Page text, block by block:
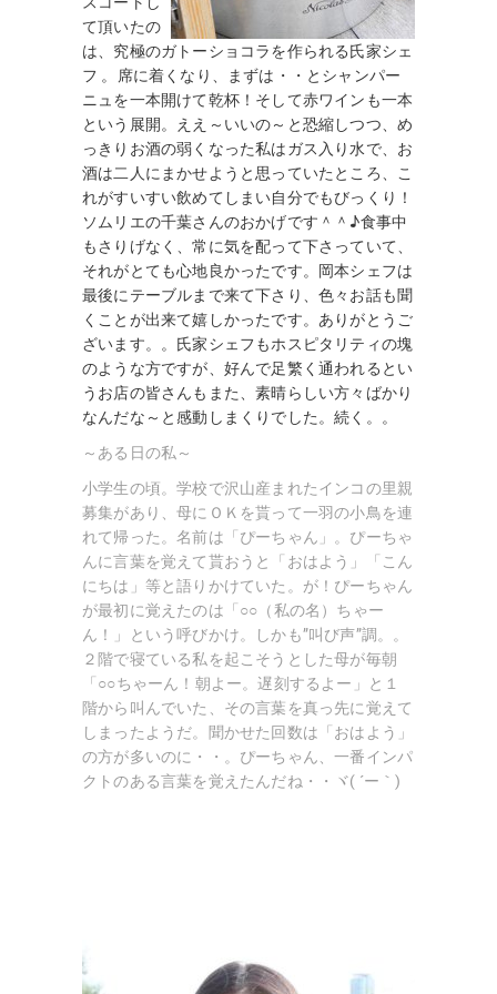
て頂いたの
は、究極のガトーショコラを作られる氏家シェ
フ 。席に着くなり、まずは・・とシャンパー
ニュを一本開けて乾杯！そして赤ワインも一本
という展開。ええ～いいの～と恐縮しつつ、め
っきりお酒の弱くなった私はガス入り水で、お
酒は二人にまかせようと思っていたところ、こ
れがすいすい飲めてしまい自分でもびっくり！
ソムリエの千葉さんのおかげです＾＾♪食事中
もさりげなく、常に気を配って下さっていて、
それがとても心地良かったです。岡本シェフは
最後にテーブルまで来て下さり、色々お話も聞
くことが出来て嬉しかったです。ありがとうご
ざいます。。氏家シェフもホスピタリティの塊
のような方ですが、好んで足繁く通われるとい
うお店の皆さんもまた、素晴らしい方々ばかり
なんだな～と感動しまくりでした。続く。。
～ある日の私～
小学生の頃。学校で沢山産まれたインコの里親
募集があり、母にＯＫを貰って一羽の小鳥を連
れて帰った。名前は「ぴーちゃん」。ぴーちゃ
んに言葉を覚えて貰おうと「おはよう」「こん
にちは」等と語りかけていた。が！ぴーちゃん
が最初に覚えたのは「○○（私の名）ちゃー
ん！」という呼びかけ。しかも”叫び声”調。。
２階で寝ている私を起こそうとした母が毎朝
「○○ちゃーん！朝よー。遅刻するよー」と１
階から叫んでいた、その言葉を真っ先に覚えて
しまったようだ。聞かせた回数は「おはよう」
の方が多いのに・・。ぴーちゃん、一番インパ
クトのある言葉を覚えたんだね・・ヾ( ´ー｀)